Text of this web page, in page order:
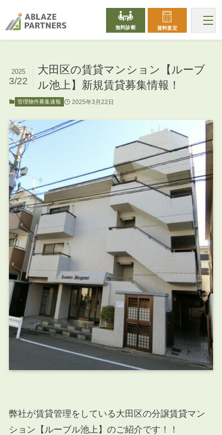
無料診断 賃料査定
大田区の賃貸マンション【ルーブ
ル池上】新規賃貸募集情報！
2025
3/22
管理物件募集速報 2025年3月22日
弊社が賃貸管理をしている大田区の分譲賃貸マン
ション【ルーブル池上】のご紹介です！！